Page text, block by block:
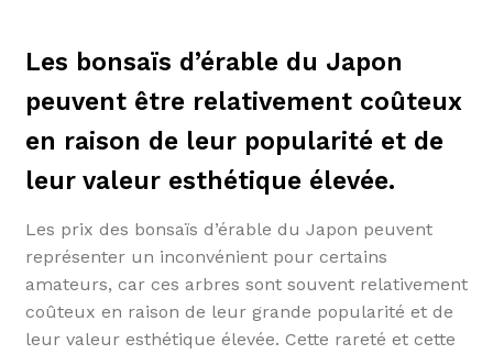
Les bonsaïs d’érable du Japon
peuvent être relativement coûteux
en raison de leur popularité et de
leur valeur esthétique élevée.
Les prix des bonsaïs d’érable du Japon peuvent
représenter un inconvénient pour certains
amateurs, car ces arbres sont souvent relativement
coûteux en raison de leur grande popularité et de
leur valeur esthétique élevée. Cette rareté et cette